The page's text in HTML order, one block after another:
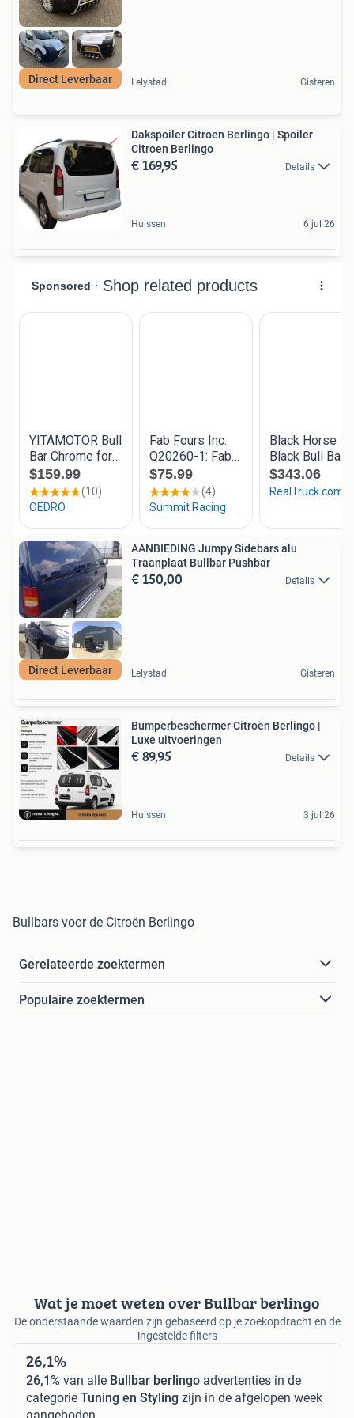
Direct Leverbaar Lelystad Gisteren
Dakspoiler Citroen Berlingo | Spoiler
Citroen Berlingo
€ 169,95 Details
Huissen 6 jul 26
Direct Leverbaar
AANBIEDING Jumpy Sidebars alu
Traanplaat Bullbar Pushbar
€ 150,00 Details
Lelystad Gisteren
Bumperbeschermer Citroën Berlingo |
Luxe uitvoeringen
€ 89,95 Details
Huissen 3 jul 26
Bullbars voor de Citroën Berlingo
Gerelateerde zoektermen
Populaire zoektermen
Wat je moet weten over Bullbar berlingo
De onderstaande waarden zijn gebaseerd op je zoekopdracht en de
ingestelde filters
26,1%
26,1% van alle Bullbar berlingo advertenties in de
categorie Tuning en Styling zijn in de afgelopen week
aangeboden.